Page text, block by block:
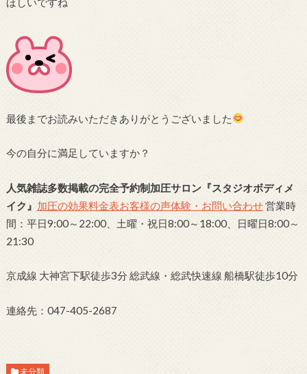
最後までお読みいただきありがとうございました
今の自分に満足していますか？
人気雑誌多数掲載の完全予約制加圧サロン『スタジオボディメ
イク』 加圧の効果料金表お客様の声体験・お問い合わせ営業時
間：平日9:00～22:00、土曜・祝日8:00～18:00、日曜日8:00～
21:30
京成線 大神宮下駅徒歩3分 総武線・総武快速線 船橋駅徒歩10分
連絡先：047-405-2687
未分類